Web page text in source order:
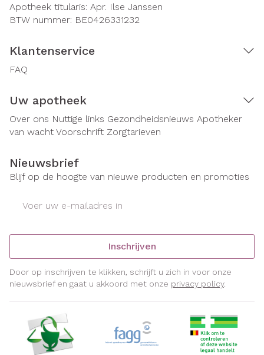
Apotheek titularis: Apr. Ilse Janssen
BTW nummer: BE0426331232
Klantenservice
FAQ
Uw apotheek
Over ons Nuttige links Gezondheidsnieuws Apotheker
van wacht Voorschrift Zorgtarieven
Nieuwsbrief
Blijf op de hoogte van nieuwe producten en promoties
Inschrijven
Door op inschrijven te klikken, schrijft u zich in voor onze
nieuwsbrief en gaat u akkoord met onze privacy policy.